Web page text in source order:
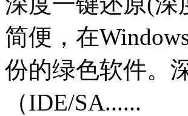
简便，在
份的绿色软件。
（IDE/SA......